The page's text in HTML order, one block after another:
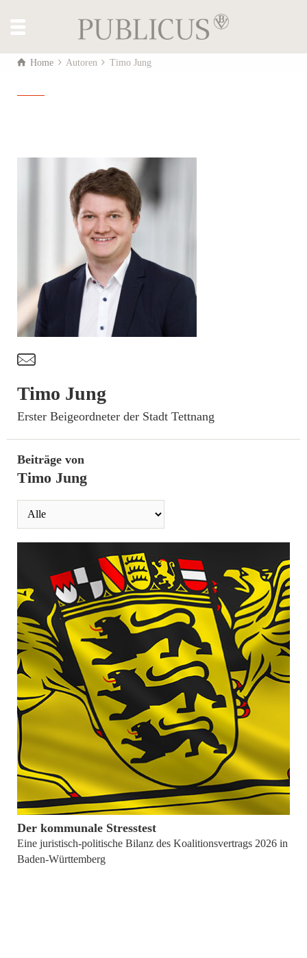
Home Autoren Timo Jung
t
Timo Jung
­Erster Beigeordneter der Stadt Tettnang
Beiträge von
Timo Jung
18. Mai 2026
Der kommunale Stresstest
Eine juristisch-politische Bilanz des Koalitionsvertrags 2026 in
Baden-Württemberg